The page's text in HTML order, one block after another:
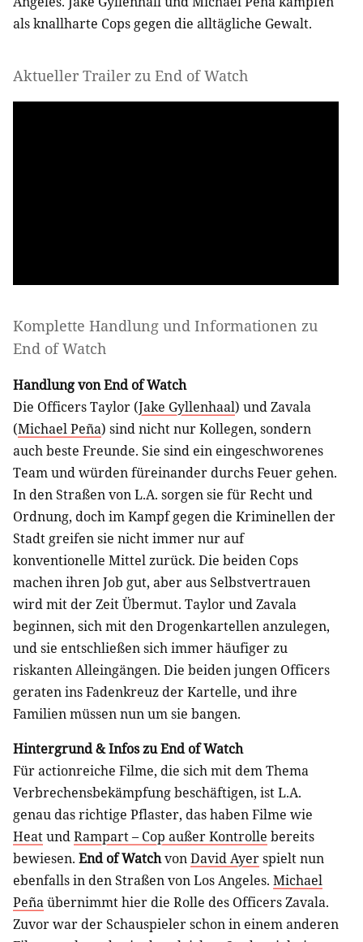
als knallharte Cops gegen die alltägliche Gewalt.
Aktueller Trailer zu End of Watch
Komplette Handlung und Informationen zu
End of Watch
Handlung von End of Watch
Die Officers Taylor (Jake Gyllenhaal) und Zavala
(Michael Peña) sind nicht nur Kollegen, sondern
auch beste Freunde. Sie sind ein eingeschworenes
Team und würden füreinander durchs Feuer gehen.
In den Straßen von L.A. sorgen sie für Recht und
Ordnung, doch im Kampf gegen die Kriminellen der
Stadt greifen sie nicht immer nur auf
konventionelle Mittel zurück. Die beiden Cops
machen ihren Job gut, aber aus Selbstvertrauen
wird mit der Zeit Übermut. Taylor und Zavala
beginnen, sich mit den Drogenkartellen anzulegen,
und sie entschließen sich immer häufiger zu
riskanten Alleingängen. Die beiden jungen Officers
geraten ins Fadenkreuz der Kartelle, und ihre
Familien müssen nun um sie bangen.
Hintergrund & Infos zu End of Watch
Für actionreiche Filme, die sich mit dem Thema
Verbrechensbekämpfung beschäftigen, ist L.A.
genau das richtige Pflaster, das haben Filme wie
HeatundRampart – Cop außer Kontrolle bereits
bewiesen. End of WatchvonDavid Ayerspielt nun
ebenfalls in den Straßen von Los Angeles. Michael
Peñaübernimmt hier die Rolle des Officers Zavala.
Zuvor war der Schauspieler schon in einem anderen